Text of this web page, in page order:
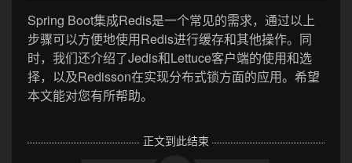
Spring Boot集成Redis是一个常见的需求，通过以上
步骤可以方便地使用Redis进行缓存和其他操作。同
时，我们还介绍了Jedis和Lettuce客户端的使用和选
择，以及Redisson在实现分布式锁方面的应用。希望
本文能对您有所帮助。
正文到此结束